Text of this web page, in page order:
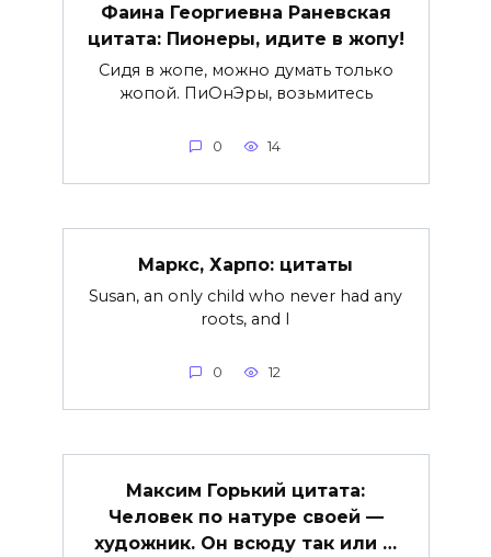
Фаина Георгиевна Раневская
цитата: Пионеры, идите в жопу!
Сидя в жопе, можно думать только
жопой. ПиОнЭры, возьмитесь
0 14
Маркс, Харпо: цитаты
Susan, an only child who never had any
roots, and I
0 12
Максим Горький цитата:
Человек по натуре своей —
художник. Он всюду так или …